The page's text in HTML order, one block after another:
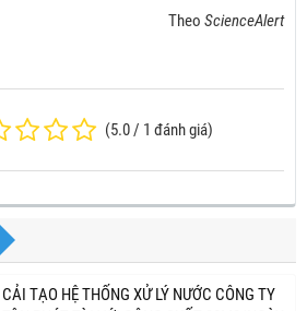
Theo ScienceAlert
(5.0 / 1 đánh giá)
CẢI TẠO HỆ THỐNG XỬ LÝ NƯỚC CÔNG TY